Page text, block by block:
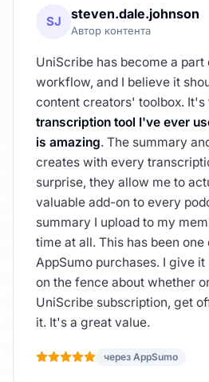
SJ steven.dale.johnson
Автор контента
UniScribe has become a
workflow, and I believe it
content creators' toolbox. It's
transcription tool I've ever
is amazing. The summary
creates with every
surprise, they allow me to
valuable add-on to every
summary I upload to my
time at all. This has been
AppSumo purchases. I give
on the fence about whether
UniScribe subscription, get
it. It's a great value.
через AppSumo